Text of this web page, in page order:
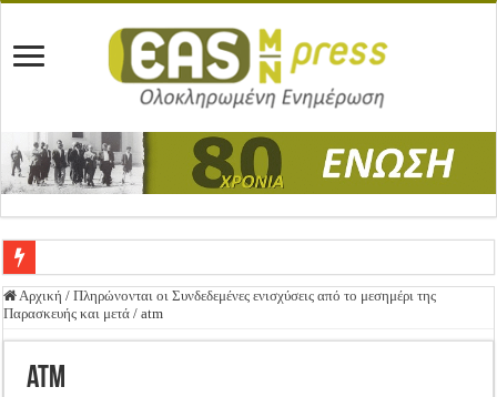
Ένωση Μεσολογγίου: Συγχαρητήρια Επιστολή προς Δήμο Μεσολογγίου
ΕΝΩΣΗ ΜΕΣΟΛΟΓΓΙΟΥ: ΕΚΛΟΓΙΚΗ ΓΕΝΙΚΗ ΣΥΝΕΛΕΥΣΗ
Αρχική / Πληρώνονται οι Συνδεδεμένες ενισχύσεις από το μεσημέρι της
Παρασκευής και μετά / atm
atm